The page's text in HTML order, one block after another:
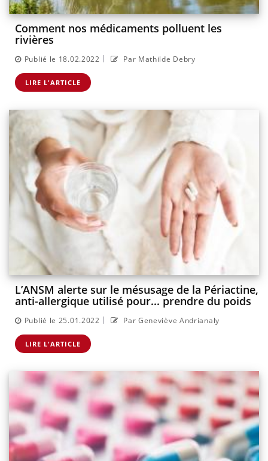
Comment nos médicaments polluent les
rivières
Publié le 18.02.2022 | Par Mathilde Debry
LIRE L'ARTICLE
L’ANSM alerte sur le mésusage de la Périactine,
anti-allergique utilisé pour... prendre du poids
Publié le 25.01.2022 | Par Geneviève Andrianaly
LIRE L'ARTICLE